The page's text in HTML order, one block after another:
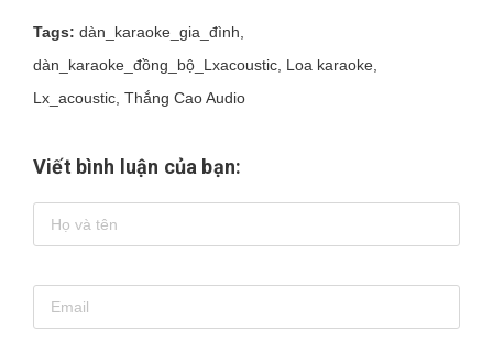
Tags: dàn_karaoke_gia_đình
dàn_karaoke_đồng_bộ_Lxacoustic Loa karaoke
Lx_acoustic Thắng Cao Audio
Viết bình luận của bạn: